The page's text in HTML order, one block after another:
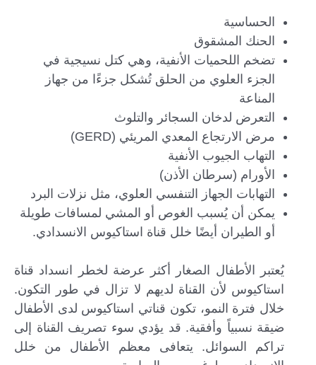
الحساسية
الحنك المشقوق
تضخم اللحميات الأنفية، وهي كتل نسيجية في
الجزء العلوي من الحلق تُشكل جزءًا من جهاز
المناعة
التعرض لدخان السجائر والتلوث
مرض الارتجاع المعدي المريئي (GERD)
التهاب الجيوب الأنفية
الأورام (سرطان الأذن)
التهابات الجهاز التنفسي العلوي، مثل نزلات البرد
يمكن أن يُسبب الغوص أو المشي لمسافات طويلة
أو الطيران أيضًا خلل قناة استاكيوس الانسدادي.
يُعتبر الأطفال الصغار أكثر عرضة لخطر انسداد قناة
استاكيوس لأن القناة لديهم لا تزال في طور التكون.
خلال فترة النمو، تكون قناتي استاكيوس لدى الأطفال
ضيقة نسبياً وأفقية. قد يؤدي سوء تصريف القناة إلى
تراكم السوائل. يتعافى معظم الأطفال من خلل